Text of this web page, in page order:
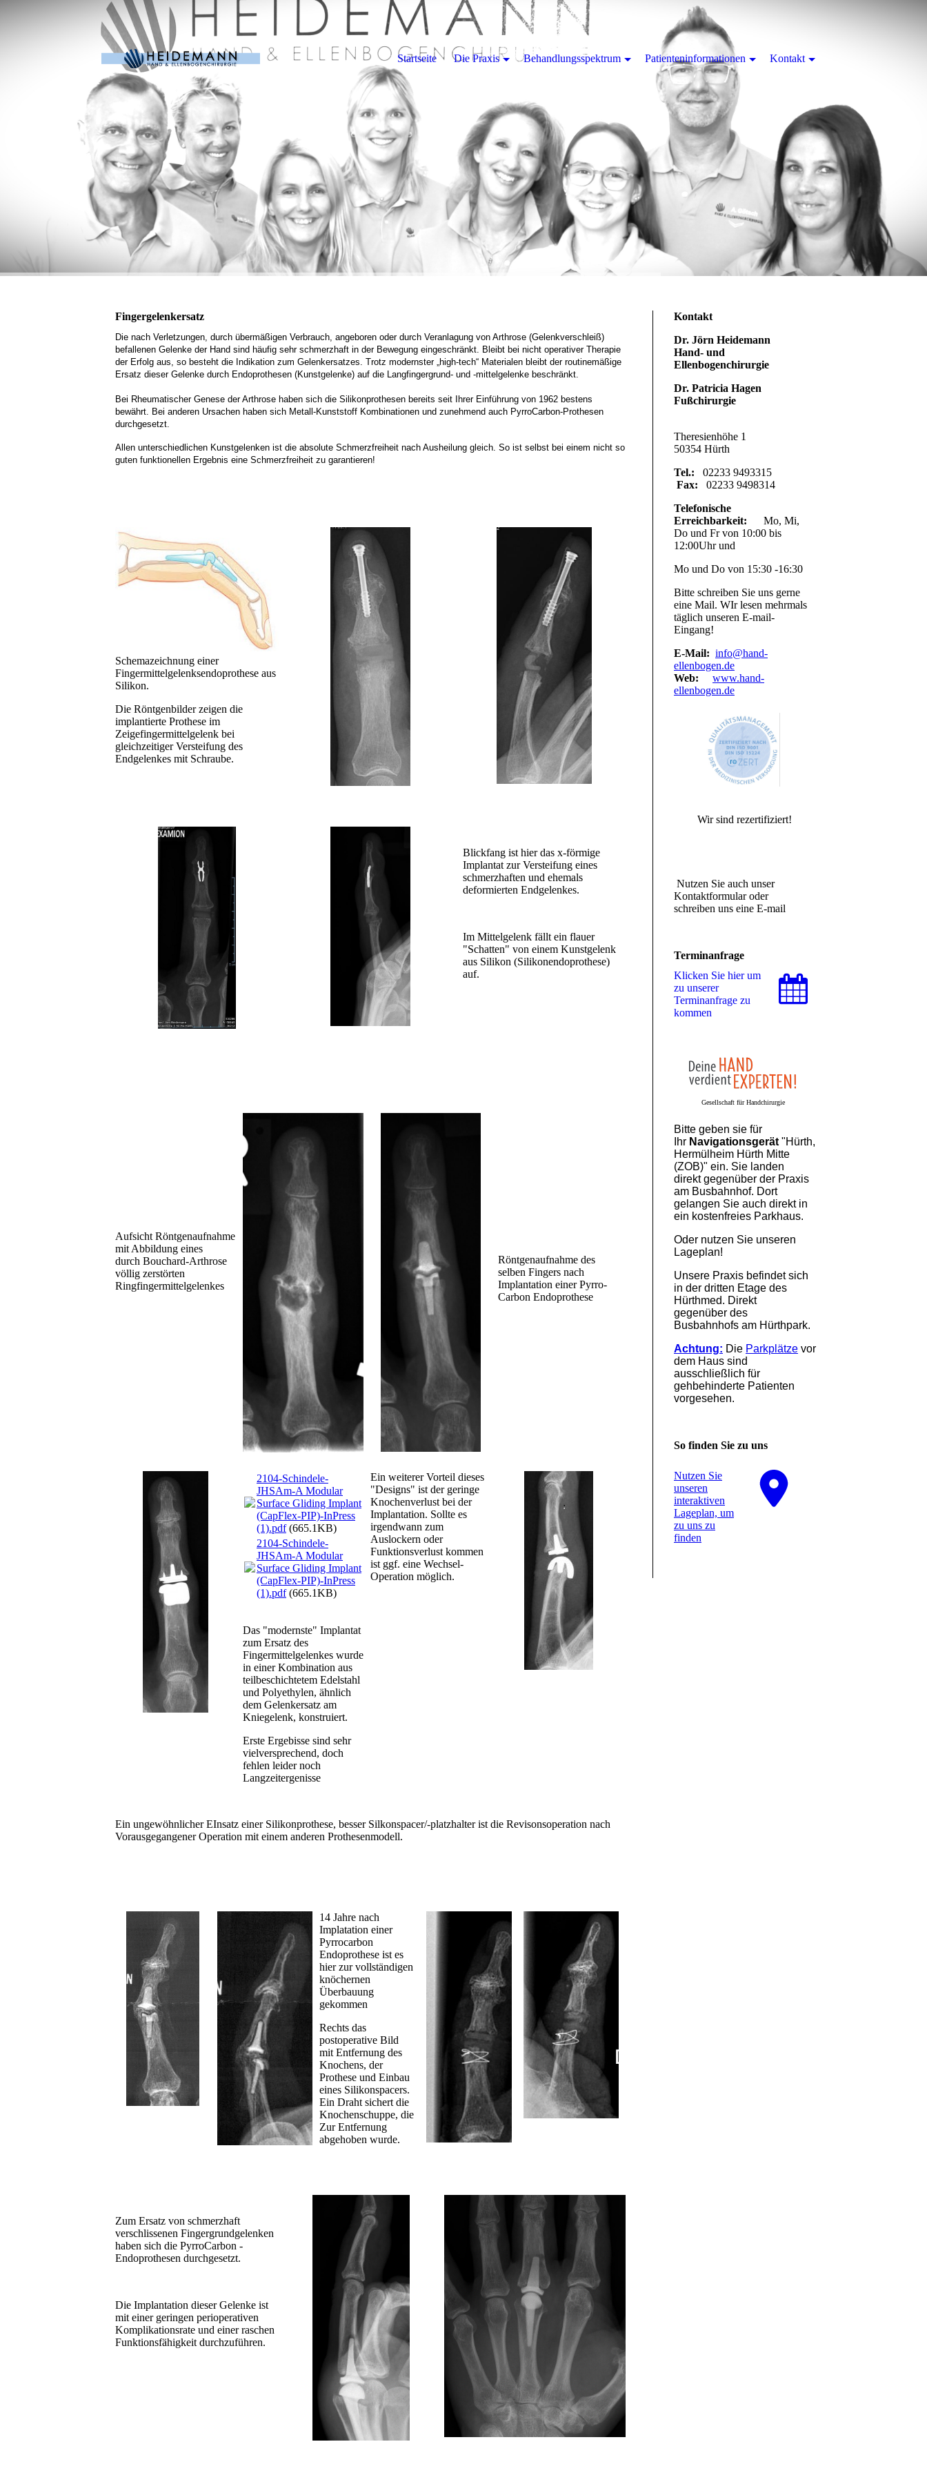
Fingergelenkersatz
Die nach Verletzungen, durch übermäßigen Verbrauch, angeboren oder durch Veranlagung von Arthrose (Gelenkverschleiß)
befallenen Gelenke der Hand sind häufig sehr schmerzhaft in der Bewegung eingeschränkt. Bleibt bei nicht operativer Therapie
der Erfolg aus, so besteht die Indikation zum Gelenkersatzes. Trotz modernster „high-tech“ Materialen bleibt der routinemäßige
Ersatz dieser Gelenke durch Endoprothesen (Kunstgelenke) auf die Langfingergrund- und -mittelgelenke beschränkt.
Bei Rheumatischer Genese der Arthrose haben sich die Silikonprothesen bereits seit Ihrer Einführung von 1962 bestens
bewährt. Bei anderen Ursachen haben sich Metall-Kunststoff Kombinationen und zunehmend auch PyrroCarbon-Prothesen
durchgesetzt.
Allen unterschiedlichen Kunstgelenken ist die absolute Schmerzfreiheit nach Ausheilung gleich. So ist selbst bei einem nicht so
guten funktionellen Ergebnis eine Schmerzfreiheit zu garantieren!
Schemazeichnung einer
Fingermittelgelenksendoprothese aus
Silikon.
Die Röntgenbilder zeigen die
implantierte Prothese im
Zeigefingermittelgelenk bei
gleichzeitiger Versteifung des
Endgelenkes mit Schraube.
Blickfang ist hier das x-förmige
Implantat zur Versteifung eines
schmerzhaften und ehemals
deformierten Endgelenkes.
Im Mittelgelenk fällt ein flauer
"Schatten" von einem Kunstgelenk
aus Silikon (Silikonendoprothese)
auf.
Aufsicht Röntgenaufnahme
mit Abbildung eines
durch Bouchard-Arthrose
völlig zerstörten
Ringfingermittelgelenkes
Röntgenaufnahme des
selben Fingers nach
Implantation einer Pyrro-
Carbon Endoprothese
2104-Schindele-
JHSAm-A Modular
Surface Gliding Implant
(CapFlex-PIP)-InPress
(1).pdf(665.1KB)
2104-Schindele-
JHSAm-A Modular
Surface Gliding Implant
(CapFlex-PIP)-InPress
(1).pdf(665.1KB)
Das "modernste" Implantat
zum Ersatz des
Fingermittelgelenkes wurde
in einer Kombination aus
teilbeschichtetem Edelstahl
und Polyethylen, ähnlich
dem Gelenkersatz am
Kniegelenk, konstruiert.
Erste Ergebisse sind sehr
vielversprechend, doch
fehlen leider noch
Langzeitergenisse
Ein weiterer Vorteil dieses
"Designs" ist der geringe
Knochenverlust bei der
Implantation. Sollte es
irgendwann zum
Auslockern oder
Funktionsverlust kommen
ist ggf. eine Wechsel-
Operation möglich.
Ein ungewöhnlicher EInsatz einer Silikonprothese, besser Silkonspacer/-platzhalter ist die Revisonsoperation nach
Vorausgegangener Operation mit einem anderen Prothesenmodell.
14 Jahre nach
Implatation einer
Pyrrocarbon
Endoprothese ist es
hier zur vollständigen
knöchernen
Überbauung
gekommen
Rechts das
postoperative Bild
mit Entfernung des
Knochens, der
Prothese und Einbau
eines Silikonspacers.
Ein Draht sichert die
Knochenschuppe, die
Zur Entfernung
abgehoben wurde.
Zum Ersatz von schmerzhaft
verschlissenen Fingergrundgelenken
haben sich die PyrroCarbon -
Endoprothesen durchgesetzt.
Die Implantation dieser Gelenke ist
mit einer geringen perioperativen
Komplikationsrate und einer raschen
Funktionsfähigkeit durchzuführen.
Kontakt
Dr. Jörn Heidemann
Hand- und
Ellenbogenchirurgie
Dr. Patricia Hagen
Fußchirurgie
Theresienhöhe 1
50354 Hürth
Tel.: 02233 9493315
Fax: 02233 9498314
Telefonische
Erreichbarkeit: Mo, Mi,
Do und Fr von 10:00 bis
12:00Uhr und
Mo und Do von 15:30 -16:30
Bitte schreiben Sie uns gerne
eine Mail. WIr lesen mehrmals
täglich unseren E-mail-
Eingang!
E-Mail: info@hand-
ellenbogen.de
Web:
www.hand-
ellenbogen.de
Wir sind rezertifiziert!
Nutzen Sie auch unser
Kontaktformular oder
schreiben uns eine E-mail
Terminanfrage
Klicken Sie hier um
zu unserer
Terminanfrage zu
kommen
Gesellschaft für Handchirurgie
Bitte geben sie für
Ihr Navigationsgerät "Hürth,
Hermülheim Hürth Mitte
(ZOB)" ein. Sie landen
direkt gegenüber der Praxis
am Busbahnhof. Dort
gelangen Sie auch direkt in
ein kostenfreies Parkhaus.
Oder nutzen Sie unseren
Lageplan!
Unsere Praxis befindet sich
in der dritten Etage des
Hürthmed. Direkt
gegenüber des
Busbahnhofs am Hürthpark.
Achtung: Die Parkplätze vor
dem Haus sind
ausschließlich für
gehbehinderte Patienten
vorgesehen.
So finden Sie zu uns
Nutzen Sie
unseren
interaktiven
La­ge­plan, um
zu uns zu
finden
Startseite Die Praxis Behandlungsspektrum Patienteninformationen Kontakt